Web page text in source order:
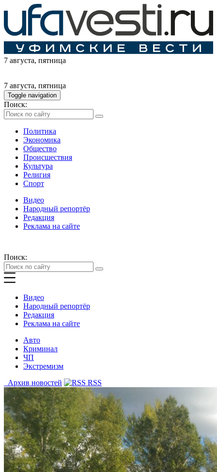
7 августа, пятница
7 августа, пятница
Toggle navigation
Поиск:
Политика
Экономика
Общество
Происшествия
Культура
Религия
Спорт
Видео
Народный репортёр
Редакция
Реклама на сайте
Поиск:
Видео
Народный репортёр
Редакция
Реклама на сайте
Авто
Криминал
ЧП
Экстремизм
Архив новостей
RSS